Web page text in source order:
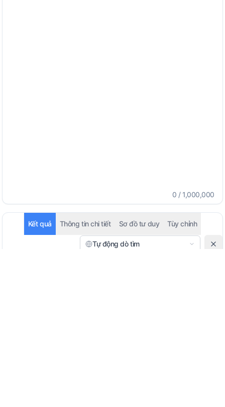
0 / 1,000,000
Kết quả Thông tin chi tiết Sơ đồ tư duy Tùy chỉnh
Tự động dò tìm